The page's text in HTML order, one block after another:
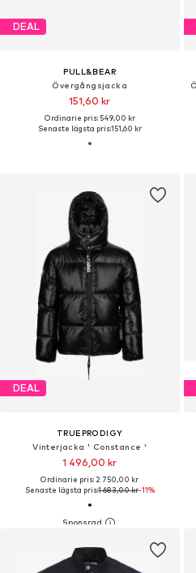
DEAL
PULL&BEAR
Övergångsjacka
151,60 kr
Ordinarie pris: 549,00 kr
Senaste lägsta pris:151,60 kr
DEAL
TRUEPRODIGY
Vinterjacka ' Constance '
1 496,00 kr
Ordinarie pris: 2 750,00 kr
Senaste lägsta pris:1 683,00 kr-11%